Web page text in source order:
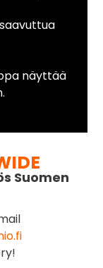
näyttää
Suomen